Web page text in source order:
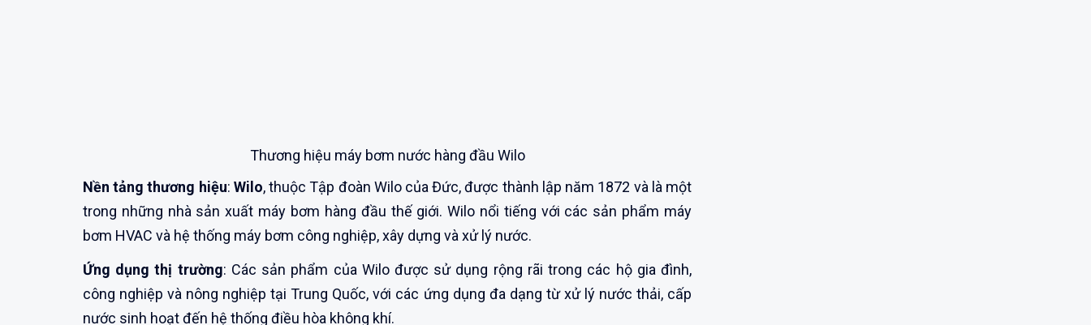
Thương hiệu máy bơm nước hàng đầu Wilo
Nền tảng thương hiệu: Wilo, thuộc Tập đoàn Wilo của Đức, được thành lập năm 1872 và là một
trong những nhà sản xuất máy bơm hàng đầu thế giới. Wilo nổi tiếng với các sản phẩm máy
bơm HVAC và hệ thống máy bơm công nghiệp, xây dựng và xử lý nước.
Ứng dụng thị trường: Các sản phẩm của Wilo được sử dụng rộng rãi trong các hộ gia đình,
công nghiệp và nông nghiệp tại Trung Quốc, với các ứng dụng đa dạng từ xử lý nước thải, cấp
nước sinh hoạt đến hệ thống điều hòa không khí.